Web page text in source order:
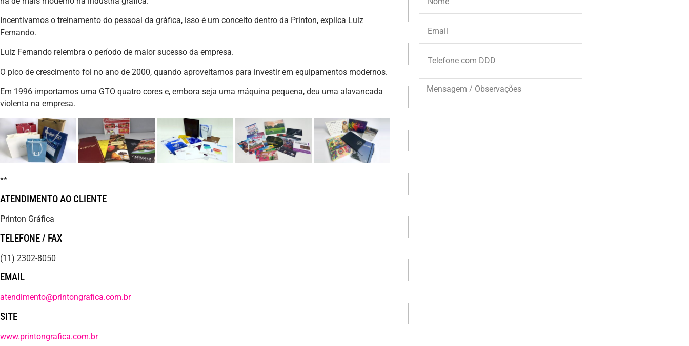
Incentivamos o treinamento do pessoal da gráfica, isso é um conceito dentro da Printon, explica Luiz
Fernando.
Luiz Fernando relembra o período de maior sucesso da empresa.
O pico de crescimento foi no ano de 2000, quando aproveitamos para investir em equipamentos modernos.
Em 1996 importamos uma GTO quatro cores e, embora seja uma máquina pequena, deu uma alavancada
violenta na empresa.
**
ATENDIMENTO AO CLIENTE
Printon Gráfica
TELEFONE / FAX
(11) 2302-8050
EMAIL
atendimento@printongrafica.com.br
SITE
www.printongrafica.com.br